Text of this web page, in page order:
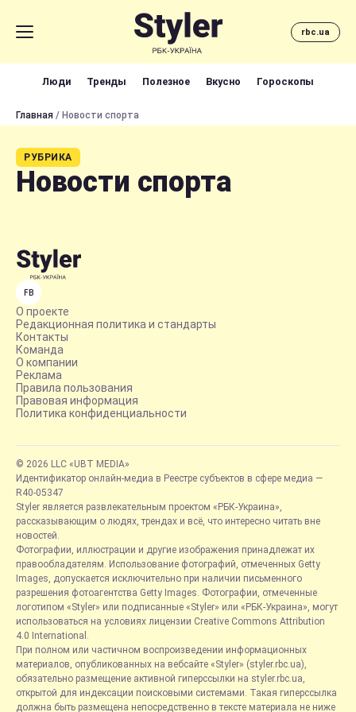
rbc.ua
Люди Тренды Полезное Вкусно Гороскопы
Главная / Новости спорта
РУБРИКА
Новости спорта
FB
О проекте
Редакционная политика и стандарты
Контакты
Команда
О компании
Реклама
Правила пользования
Правовая информация
Политика конфиденциальности
© 2026 LLC «UBT MEDIA»
Идентификатор онлайн-медиа в Реестре субъектов в сфере медиа —
R40-05347
Styler является развлекательным проектом «РБК-Украина»,
рассказывающим о людях, трендах и всё, что интересно читать вне
новостей.
Фотографии, иллюстрации и другие изображения принадлежат их
правообладателям. Использование фотографий, отмеченных Getty
Images, допускается исключительно при наличии письменного
разрешения фотоагентства Getty Images. Фотографии, отмеченные
логотипом «Styler» или подписанные «Styler» или «РБК-Украина», могут
использоваться на условиях лицензии Creative Commons Attribution
4.0 International.
При полном или частичном воспроизведении информационных
материалов, опубликованных на вебсайте «Styler» (styler.rbc.ua),
обязательно размещение активной гиперссылки на styler.rbc.ua,
открытой для индексации поисковыми системами. Такая гиперссылка
должна быть размещена непосредственно в тексте материала не ниже